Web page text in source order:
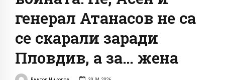
генерал Атанасов не са
се скарали заради
Пловдив, а за… жена